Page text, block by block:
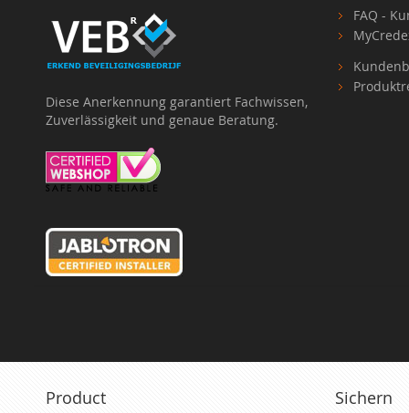
Diese Anerkennung garantiert Fachwissen,
Zuverlässigkeit und genaue Beratung.
FAQ -
Product Sichern